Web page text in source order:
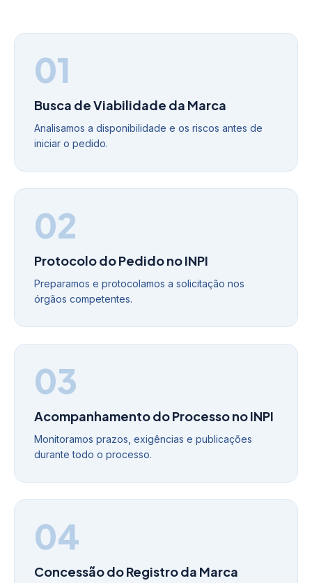
01
Busca de Viabilidade da Marca
Analisamos a disponibilidade e os riscos antes de
iniciar o pedido.
02
Protocolo do Pedido no INPI
Preparamos e protocolamos a solicitação nos
órgãos competentes.
03
Acompanhamento do Processo no INPI
Monitoramos prazos, exigências e publicações
durante todo o processo.
04
Concessão do Registro da Marca